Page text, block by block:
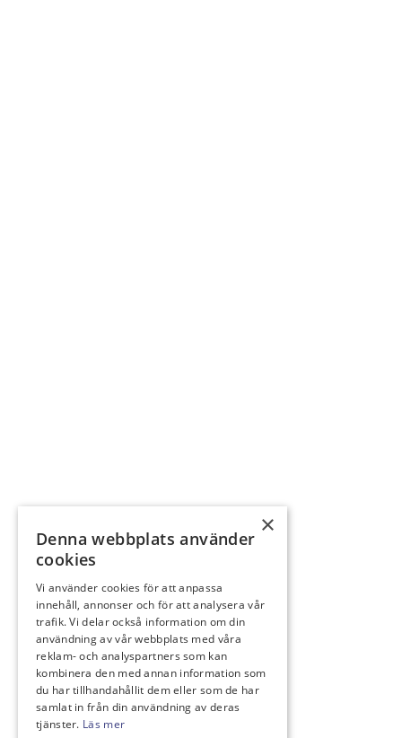
×
Denna webbplats använder
cookies
Vi använder cookies för att anpassa
innehåll, annonser och för att analysera vår
trafik. Vi delar också information om din
användning av vår webbplats med våra
reklam- och analyspartners som kan
kombinera den med annan information som
du har tillhandahållit dem eller som de har
samlat in från din användning av deras
tjänster. Läs mer